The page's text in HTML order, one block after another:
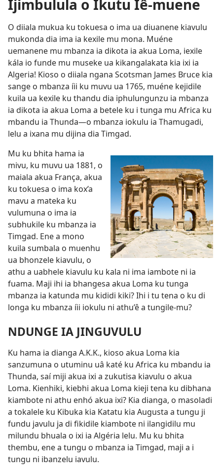
Ijimbulula o Ikutu Iê-muene
O diiala mukua ku tokuesa o ima ua diuanene kiavulu
mukonda dia ima ia kexile mu mona. Muéne
uemanene mu mbanza ia dikota ia akua Loma, iexile
kála io funde mu museke ua kikangalakata kia ixi ia
Algeria! Kioso o diiala ngana Scotsman James Bruce kia
sange o mbanza íii ku muvu ua 1765, muéne kejidile
kuila ua kexile ku thandu dia iphulungunzu ia mbanza
ia dikota ia akua Loma a betele ku i tunga mu Africa ku
mbandu ia Thunda​—o mbanza iokulu ia Thamugadi,
lelu a ixana mu dijina dia Timgad.
Mu ku bhita hama ia
mivu, ku muvu ua 1881, o
maiala akua França, akua
ku tokuesa o ima kox’a
mavu a mateka ku
vulumuna o ima ia
subhukile ku mbanza ia
Timgad. Ene a mono
kuila sumbala o muenhu
ua bhonzele kiavulu, o
athu a uabhele kiavulu ku kala ni ima iambote ni ia
fuama. Maji ihi ia bhangesa akua Loma ku tunga
mbanza ia katunda mu kididi kiki? Ihi i tu tena o ku di
longa ku mbanza íii iokulu ni athu’ê a tungile-mu?
NDUNGE IA JINGUVULU
Ku hama ia dianga A.K.K., kioso akua Loma kia
sanzumuna o utuminu uâ katé ku Africa ku mbandu ia
Thunda, saí miji akua ixi a zukutisa kiavulu o akua
Loma. Kienhiki, kiebhi akua Loma kieji tena ku dibhana
kiambote ni athu enhó akua ixi? Kia dianga, o masoladi
a tokalele ku Kibuka kia Katatu kia Augusta a tungu ji
fundu javulu ja di fikidile kiambote ni ilangidilu mu
milundu bhuala o ixi ia Algéria lelu. Mu ku bhita
thembu, ene a tungu o mbanza ia Timgad, maji a i
tungu ni ibanzelu iavulu.